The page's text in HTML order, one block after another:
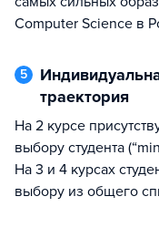
Computer Science в
5
Индивидуальная образовательная
траектория
На 2 курсе присутствует дополнительный профиль по
выбору студента
На 3 и 4 курсах
выбору из общего